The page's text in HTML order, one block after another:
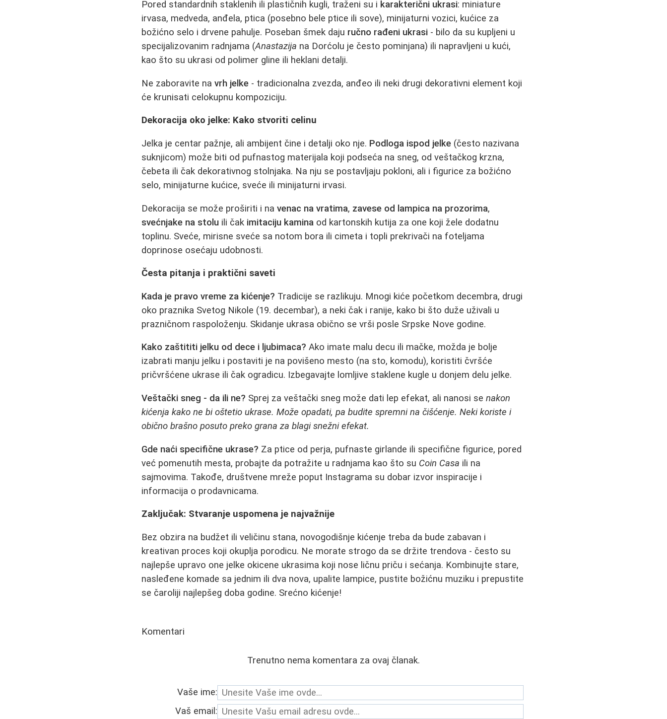
Pored standardnih staklenih ili plastičnih kugli, traženi su i karakterični ukrasi: miniature
irvasa, medveda, anđela, ptica (posebno bele ptice ili sove), minijaturni vozici, kućice za
božićno selo i drvene pahulje. Poseban šmek daju ručno rađeni ukrasi - bilo da su kupljeni u
specijalizovanim radnjama (Anastazija na Dorćolu je često pominjana) ili napravljeni u kući,
kao što su ukrasi od polimer gline ili heklani detalji.
Ne zaboravite navrh jelke - tradicionalna zvezda, anđeo ili neki drugi dekorativni element koji
će krunisati celokupnu kompoziciju.
Dekoracija oko jelke: Kako stvoriti celinu
Jelka je centar pažnje, ali ambijent čine i detalji oko nje. Podloga ispod jelke (često nazivana
suknjicom) može biti od pufnastog materijala koji podseća na sneg, od veštačkog krzna,
čebeta ili čak dekorativnog stolnjaka. Na nju se postavljaju pokloni, ali i figurice za božićno
selo, minijaturne kućice, sveće ili minijaturni irvasi.
Dekoracija se može proširiti i navenac na vratima, zavese od lampica na prozorima,
svećnjake na stolu ili čak imitaciju kamina od kartonskih kutija za one koji žele dodatnu
toplinu. Sveće, mirisne sveće sa notom bora ili cimeta i topli prekrivači na foteljama
doprinose osećaju udobnosti.
Česta pitanja i praktični saveti
Kada je pravo vreme za kićenje? Tradicije se razlikuju. Mnogi kiće početkom decembra, drugi
oko praznika Svetog Nikole (19. decembar), a neki čak i ranije, kako bi što duže uživali u
prazničnom raspoloženju. Skidanje ukrasa obično se vrši posle Srpske Nove godine.
Kako zaštititi jelku od dece i ljubimaca? Ako imate malu decu ili mačke, možda je bolje
izabrati manju jelku i postaviti je na povišeno mesto (na sto, komodu), koristiti čvršće
pričvršćene ukrase ili čak ogradicu. Izbegavajte lomljive staklene kugle u donjem delu jelke.
Veštački sneg - da ili ne? Sprej za veštački sneg može dati lep efekat, ali nanosi senakon
kićenja kako ne bi oštetio ukrase. Može opadati, pa budite spremni na čišćenje. Neki koriste i
obično brašno posuto preko grana za blagi snežni efekat.
Gde naći specifične ukrase? Za ptice od perja, pufnaste girlande ili specifične figurice, pored
već pomenutih mesta, probajte da potražite u radnjama kao što su Coin Casa ili na
sajmovima. Takođe, društvene mreže poput Instagrama su dobar izvor inspiracije i
informacija o prodavnicama.
Zaključak: Stvaranje uspomena je najvažnije
Bez obzira na budžet ili veličinu stana, novogodišnje kićenje treba da bude zabavan i
kreativan proces koji okuplja porodicu. Ne morate strogo da se držite trendova - često su
najlepše upravo one jelke okicene ukrasima koji nose ličnu priču i sećanja. Kombinujte stare,
nasleđene komade sa jednim ili dva nova, upalite lampice, pustite božićnu muziku i prepustite
se čaroliji najlepšeg doba godine. Srećno kićenje!
Komentari
Trenutno nema komentara za ovaj članak.
Vaše ime:
Vaš email: